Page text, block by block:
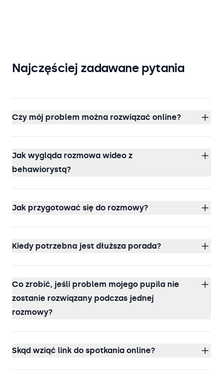
Najczęściej zadawane pytania
Czy mój problem można rozwiązać online?
Jak wygląda rozmowa wideo z
behawiorystą?
Jak przygotować się do rozmowy?
Kiedy potrzebna jest dłuższa porada?
Co zrobić, jeśli problem mojego pupila nie
zostanie rozwiązany podczas jednej
rozmowy?
Skąd wziąć link do spotkania online?